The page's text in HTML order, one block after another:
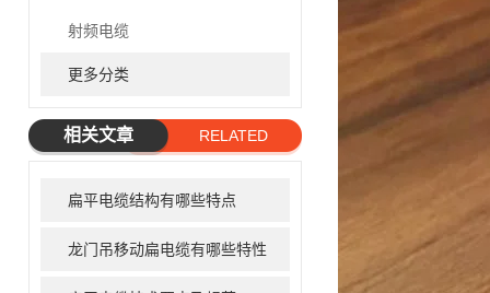
射频电缆
更多分类
相关文章
RELATED
扁平电缆结构有哪些特点
龙门吊移动扁电缆有哪些特性